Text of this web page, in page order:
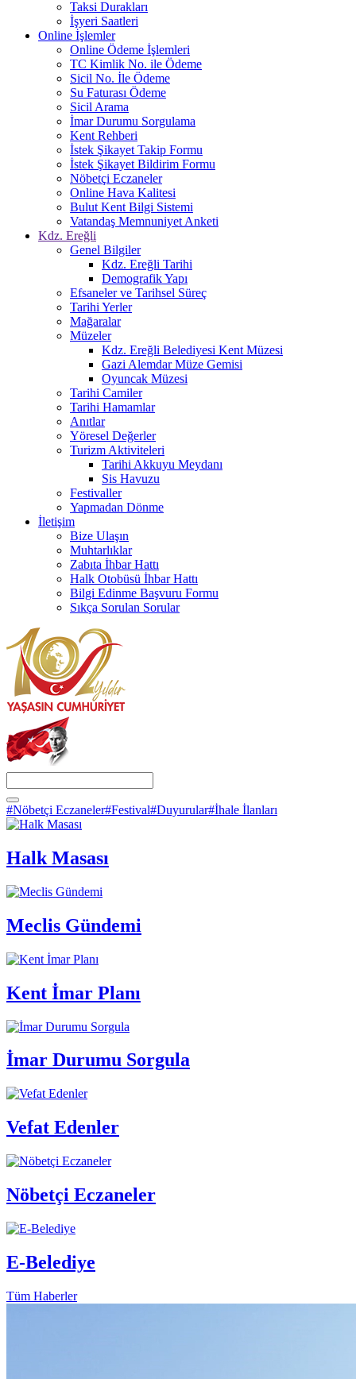
Taksi Durakları
İşyeri Saatleri
Online İşlemler
Online Ödeme İşlemleri
TC Kimlik No. ile Ödeme
Sicil No. İle Ödeme
Su Faturası Ödeme
Sicil Arama
İmar Durumu Sorgulama
Kent Rehberi
İstek Şikayet Takip Formu
İstek Şikayet Bildirim Formu
Nöbetçi Eczaneler
Online Hava Kalitesi
Bulut Kent Bilgi Sistemi
Vatandaş Memnuniyet Anketi
Kdz. Ereğli
Genel Bilgiler
Kdz. Ereğli Tarihi
Demografik Yapı
Efsaneler ve Tarihsel Süreç
Tarihi Yerler
Mağaralar
Müzeler
Kdz. Ereğli Belediyesi Kent Müzesi
Gazi Alemdar Müze Gemisi
Oyuncak Müzesi
Tarihi Camiler
Tarihi Hamamlar
Anıtlar
Yöresel Değerler
Turizm Aktiviteleri
Tarihi Akkuyu Meydanı
Sis Havuzu
Festivaller
Yapmadan Dönme
İletişim
Bize Ulaşın
Muhtarlıklar
Zabıta İhbar Hattı
Halk Otobüsü İhbar Hattı
Bilgi Edinme Başvuru Formu
Sıkça Sorulan Sorular
#Nöbetçi Eczaneler#Festival#Duyurular#İhale İlanları
Halk Masası
Meclis Gündemi
Kent İmar Planı
İmar Durumu Sorgula
Vefat Edenler
Nöbetçi Eczaneler
E-Belediye
Tüm Haberler